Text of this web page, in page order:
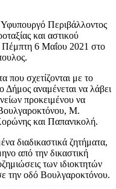
Περιβάλλοντος
και αστικού
Πέμπτη 6 Μαΐου 2021 στο
που σχετίζονται με το
Δήμος αναμένεται να λάβει
προκειμένου να
Μ.
και Παπανικολή.
διαδικαστικά ζητήματα,
από την δικαστική
των ιδιοκτητών
την οδό Βουλγαροκτόνου.